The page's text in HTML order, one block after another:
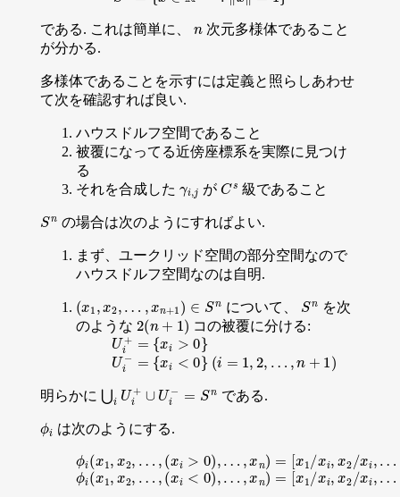
である. これは簡単に、
次元多様体であること
が分かる.
多様体であることを示すには定義と照らしあわせ
て次を確認すれば良い.
ハウスドルフ空間であること
被覆になってる近傍座標系を実際に見つけ
る
それを合成した
が Cs 級であること
Sn の場合は次のようにすればよい.
まず、ユークリッド空間の部分空間なので
ハウスドルフ空間なのは自明.
(x ∈ について、 Sn を次
のような 2 (n+1) コの被覆に分ける:
Ui+ ={x > 0}
Ui− xi< 0} (i= 2 …
明らかに ⋃ Ui+ ∪ Ui−= である.
ϕ は次のようにする.
ϕ (x i> …,x / x2 xi i/
ϕi(x1,x2,…, ( x i<0 ), …,x n ) =[x1/ x2/xi,…,(xi/xi= 1 )